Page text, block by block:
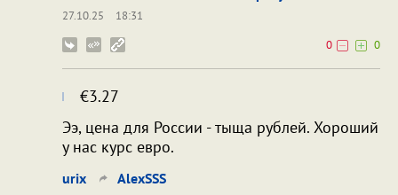
27.10.25
18:31
0
0
€3.27
Ээ, цена для России - тыща рублей. Хороший
у нас курс евро.
urix AlexSSS